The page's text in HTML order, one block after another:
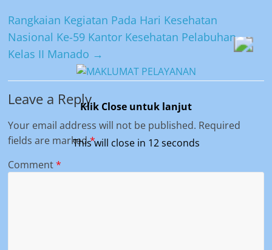
Rangkaian Kegiatan Pada Hari Kesehatan
Nasional Ke-59 Kantor Kesehatan Pelabuhan
Kelas II Manado →
Leave a Reply
Your email address will not be published. Required
fields are marked*
Comment*
Klik Close untuk lanjut
This will close in 11seconds